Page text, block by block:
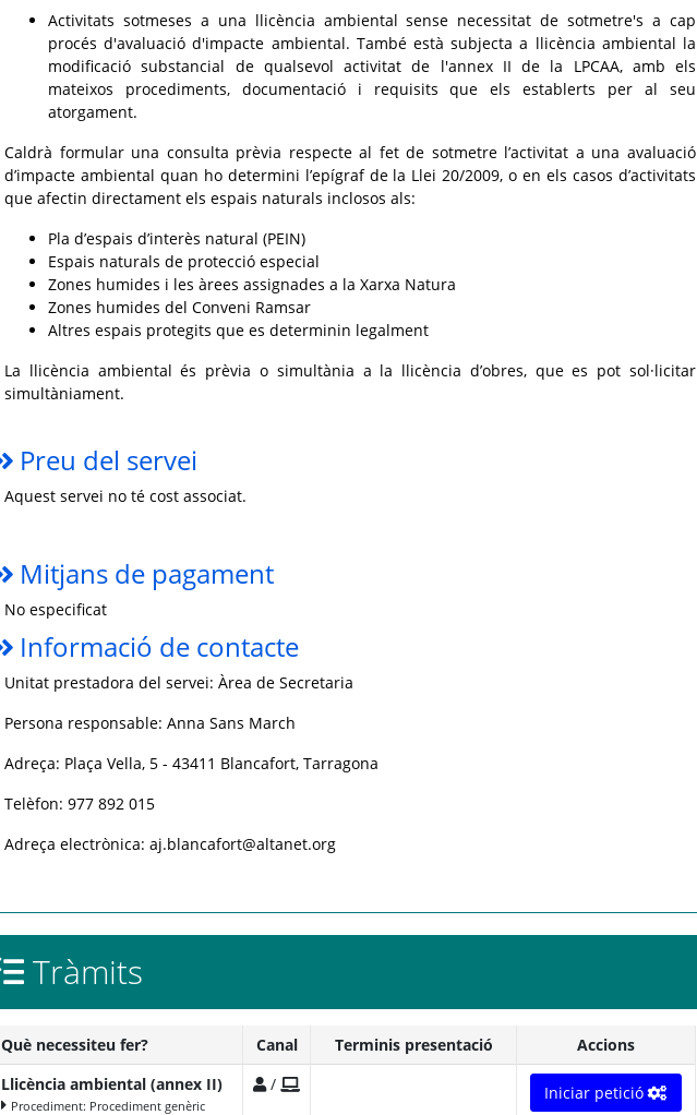
Activitats sotmeses a una llicència ambiental sense necessitat de sotmetre's a cap
procés d'avaluació d'impacte ambiental. També està subjecta a llicència ambiental la
modificació substancial de qualsevol activitat de l'annex II de la LPCAA, amb els
mateixos procediments, documentació i requisits que els establerts per al seu
atorgament.
Caldrà formular una consulta prèvia respecte al fet de sotmetre l’activitat a una avaluació
d’impacte ambiental quan ho determini l’epígraf de la Llei 20/2009, o en els casos d’activitats
que afectin directament els espais naturals inclosos als:
Pla d’espais d’interès natural (PEIN)
Espais naturals de protecció especial
Zones humides i les àrees assignades a la Xarxa Natura
Zones humides del Conveni Ramsar
Altres espais protegits que es determinin legalment
La llicència ambiental és prèvia o simultània a la llicència d’obres, que es pot sol·licitar
simultàniament.
Preu del servei
Aquest servei no té cost associat.
Mitjans de pagament
No especificat
Informació de contacte
Unitat prestadora del servei: Àrea de Secretaria
Persona responsable: Anna Sans March
Adreça: Plaça Vella, 5 - 43411 Blancafort, Tarragona
Telèfon: 977 892 015
Adreça electrònica: aj.blancafort@altanet.org
Tràmits
Què necessiteu fer? Canal Terminis presentació
Accions
Llicència ambiental (annex II)
Procediment: Procediment genèric
/ Iniciar petició